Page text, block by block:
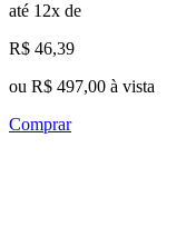
até 12x de
R$ 46,39
ou R$ 497,00 à vista
Comprar